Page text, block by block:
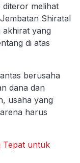
melihat
Shiratal
akhirat yang
di atas
berusaha
dana dan
usaha yang
harus
Tepat untuk